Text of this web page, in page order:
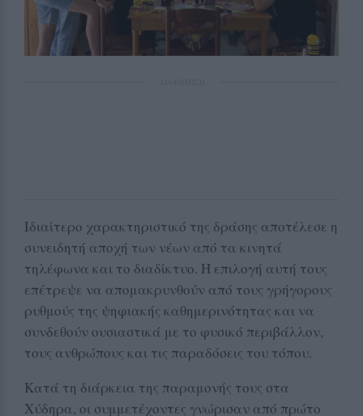
Ιδιαίτερο χαρακτηριστικό της δράσης αποτέλεσε η
συνειδητή αποχή των νέων από τα κινητά
τηλέφωνα και το διαδίκτυο. Η επιλογή αυτή τους
επέτρεψε να απομακρυνθούν από τους γρήγορους
ρυθμούς της ψηφιακής καθημερινότητας και να
συνδεθούν ουσιαστικά με το φυσικό περιβάλλον,
τους ανθρώπους και τις παραδόσεις του τόπου.
Κατά τη διάρκεια της παραμονής τους στα
Χύδηρα, οι συμμετέχοντες γνώρισαν από πρώτο